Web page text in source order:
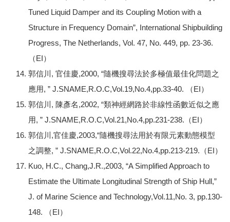
Tuned Liquid Damper and its Coupling Motion with a
Structure in Frequency Domain”, International Shipbuilding
Progress, The Netherlands, Vol. 47, No. 449, pp. 23-36.
（EI）
郭信川, 官佳慶,2000, “隨機搜尋法於多極值最佳化問題之
應用, ” J.SNAME,R.O.C,Vol.19,No.4,pp.33-40. （EI）
郭信川, 陳彥名,2002, “類神經網路於非線性函數近似之應
用, ” J.SNAME,R.O.C,Vol.21,No.4,pp.231-238.（EI）
郭信川,官佳慶,2003,“隨機搜尋法用於有限元素動態模型
之調整, ” J.SNAME,R.O.C,Vol.22,No.4,pp.213-219.（EI）
Kuo, H.C., Chang,J.R.,2003, “A Simplified Approach to
Estimate the Ultimate Longitudinal Strength of Ship Hull,”
J. of Marine Science and Technology,Vol.11,No. 3, pp.130-
148. （EI）